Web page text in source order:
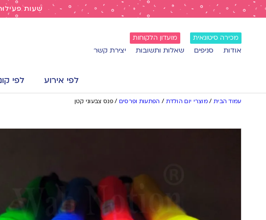
שעות פעילות 9:30-19:00 בחנות | משלוח חינם מעל
מכירה סיטונאית מועדון הלקוחות
אודות סניפים שאלות ותשובות יצירת קשר
לפי אירוע לפי
עמוד הבית / מוצרי יום הולדת / הפתעות ופרסים /פנס צבעוני קטן